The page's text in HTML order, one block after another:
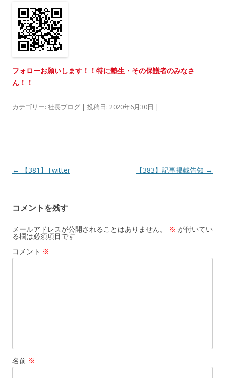
フォローお願いします！！特に塾生・その保護者のみなさ
ん！！
カテゴリー: 社長ブログ | 投稿日: 2020年6月30日 |
投
ビ
ゲ
ー
シ
← 【381】Twitter 【383】記事掲載告知 →
コメントを残す
メールアドレスが公開されることはありません。 ※ が付いてい
る欄は必須項目です
コメント ※
名前 ※